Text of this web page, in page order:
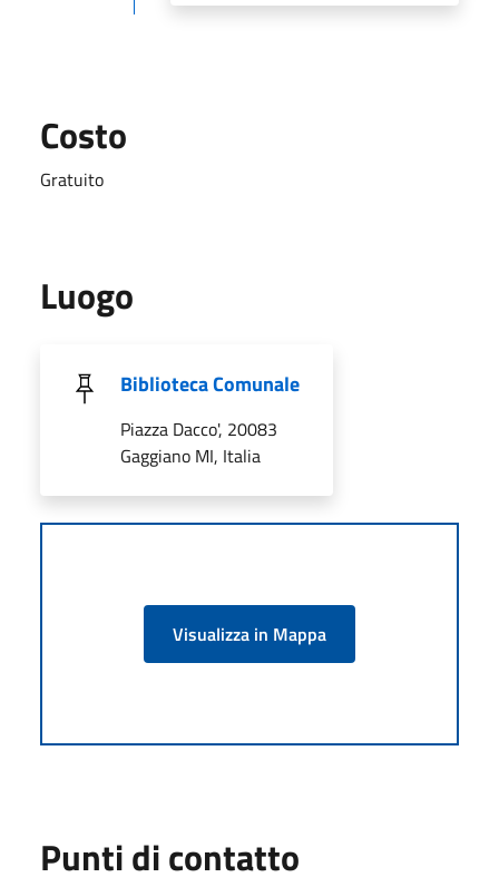
Costo
Gratuito
Luogo
Biblioteca Comunale
Piazza Dacco', 20083
Gaggiano MI, Italia
Visualizza in Mappa
Punti di contatto